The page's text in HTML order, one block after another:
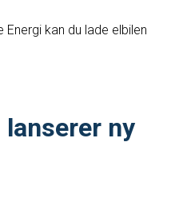
Energi kan du lade elbilen
lanserer ny